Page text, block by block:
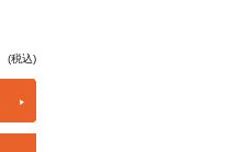
(税込)